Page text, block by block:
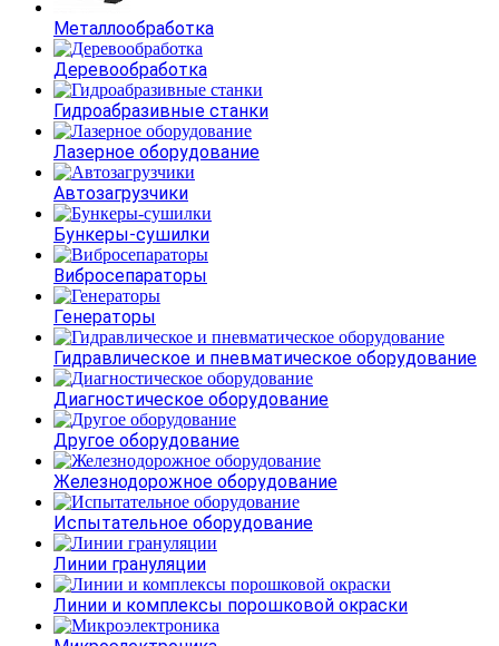
Металлообработка
Деревообработка
Гидроабразивные станки
Лазерное оборудование
Автозагрузчики
Бункеры-сушилки
Вибросепараторы
Генераторы
Гидравлическое и пневматическое оборудование
Диагностическое оборудование
Другое оборудование
Железнодорожное оборудование
Испытательное оборудование
Линии грануляции
Линии и комплексы порошковой окраски